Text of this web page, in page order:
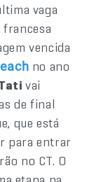
vaga
vencida
no ano
vai
de final
que está
para entrar
no CT. O